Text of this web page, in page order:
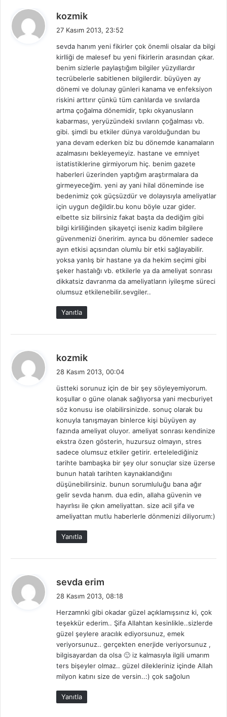
kozmik
i
k
i
27 Kasım 2013, 23:52
sevda hanım yeni fikirler çok önemli olsalar da bilgi
kirlliği de malesef bu yeni fikirlerin arasından çıkar.
benim sizlerle paylaştığım bilgiler yüzyıllardır
tecrübelerle sabitlenen bilgilerdir. büyüyen ay
dönemi ve dolunay günleri kanama ve enfeksiyon
riskini arttırır çünkü tüm canlılarda ve sıvılarda
artma çoğalma dönemidir, tıpkı okyanusların
kabarması, yeryüzündeki sıvıların çoğalması vb.
gibi. şimdi bu etkiler dünya varolduğundan bu
yana devam ederken biz bu dönemde kanamaların
azalmasını bekleyemeyiz. hastane ve emniyet
istatistiklerine girmiyorum hiç. benim gazete
haberleri üzerinden yaptığım araştırmalara da
girmeyeceğim. yeni ay yani hilal döneminde ise
bedenimiz çok güçsüzdür ve dolayısıyla ameliyatlar
için uygun değildir.bu konu böyle uzar gider.
elbette siz bilirsiniz fakat başta da dediğim gibi
bilgi kirliliğinden şikayetçi iseniz kadim bilgilere
güvenmenizi öneririm. ayrıca bu dönemler sadece
ayın etkisi açısından olumlu bir etki sağlayabilir.
yoksa yanlış bir hastane ya da hekim seçimi gibi
şeker hastalığı vb. etkilerle ya da ameliyat sonrası
dikkatsiz davranma da ameliyatların iyileşme süreci
olumsuz etkilenebilir.sevgiler..
Yanıtla
kozmik
i
k
i
28 Kasım 2013, 00:04
üstteki sorunuz için de bir şey söyleyemiyorum.
koşullar o güne olanak sağlıyorsa yani mecburiyet
söz konusu ise olabilirsinizde. sonuç olarak bu
konuyla tanışmayan binlerce kişi büyüyen ay
fazında ameliyat oluyor. ameliyat sonrası kendinize
ekstra özen gösterin, huzursuz olmayın, stres
sadece olumsuz etkiler getirir. ertelelediğiniz
tarihte bambaşka bir şey olur sonuçlar size üzerse
bunun hatalı tarihten kaynaklandığını
düşünebilirsiniz. bunun sorumluluğu bana ağır
gelir sevda hanım. dua edin, allaha güvenin ve
hayırlısı ile çıkın ameliyattan. size acil şifa ve
ameliyattan mutlu haberlerle dönmenizi diliyorum:)
Yanıtla
sevda erim
i
k
i
:
28 Kasım 2013, 08:18
Herzamnki gibi okadar güzel açıklamışsınız ki, çok
teşekkür ederim.. Şifa Allahtan kesinlikle..sizlerde
güzel şeylere aracılık ediyorsunuz, emek
veriyorsunuz.. gerçekten enerjide veriyorsunuz ,
bilgisayardan da olsa 🙂 iz kalmasıyla ilgili umarım
ters bişeyler olmaz.. güzel dilekleriniz içinde Allah
milyon katını size de versin..:) çok sağolun
Yanıtla